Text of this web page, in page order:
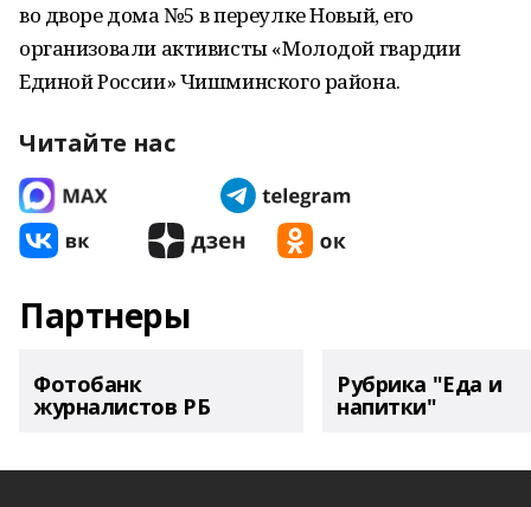
во дворе дома №5 в переулке Новый, его
организовали активисты «Молодой гвардии
Единой России» Чишминского района.
Читайте нас
Партнеры
Фотобанк
журналистов РБ
Рубрика "Еда и
напитки"